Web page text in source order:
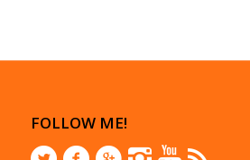
FOLLOW ME!